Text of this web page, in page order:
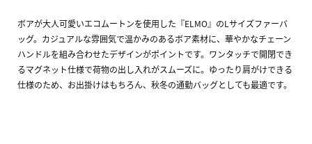
ボアが大人可愛いエコムートンを使用した『ELMO』のLサイズファーバ
ッグ。カジュアルな雰囲気で温かみのあるボア素材に、華やかなチェーン
ハンドルを組み合わせたデザインがポイントです。ワンタッチで開閉でき
るマグネット仕様で荷物の出し入れがスムーズに。ゆったり肩がけできる
仕様のため、お出掛けはもちろん、秋冬の通勤バッグとしても最適です。